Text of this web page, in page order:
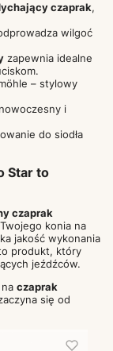
czaprak,
wilgoć
zapewnia idealne
– stylowy
i
do siodła
Star to
czaprak
konia na
jakość wykonania
produkt, który
jeźdźców.
czaprak
się od